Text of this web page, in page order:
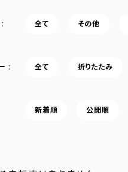
全て その他
全て 折りたたみ
新着順 公開順